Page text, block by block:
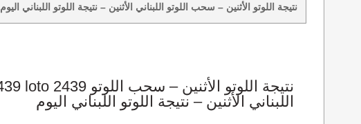
نتائج سحب اللوتو 2439 الأثنين 2026-08-10 – سحب zeed زيد loto 2439 loto 2439 نتيجة اللوتو الأثنين – سحب اللوتو اللبناني الأثنين – نتيجة اللوتو اللبناني اليوم
اللبناني الأثنين – نتيجة اللوتو اللبناني اليوم